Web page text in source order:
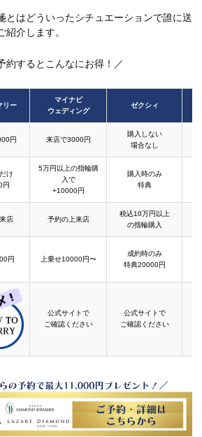
とはどういったシチュエーションで誰に送
介します。
約するとこんなにお得！／
リー
マイナビ
ウェディング
ゼクシィ
円 来店で3000円
購入しない
場合なし
け
円
5万円以上の指輪購
入で
+10000円
購入時のみ
特典
店 予約の上来店
税込10万円以上
の指輪購入
円 上乗せ10000円〜
成約時のみ
特典20000円
公式サイトで
ご確認ください
公式サイトで
ご確認ください